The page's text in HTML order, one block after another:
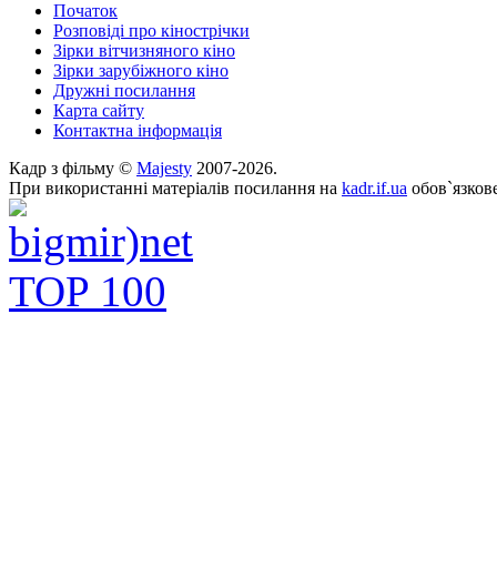
Початок
Розповіді про кінострічки
Зірки вітчизняного кіно
Зірки зарубіжного кіно
Дружні посилання
Карта сайту
Контактна інформація
Кадр з фільму © Majesty 2007-2026.
При використанні матеріалів посилання на kadr.if.ua